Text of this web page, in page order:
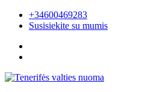
+34600469283
Susisiekite su mumis